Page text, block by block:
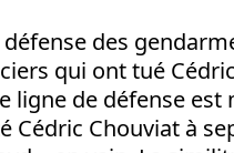
des
qui ont tué
ligne de défense
Cédric Chouviat à